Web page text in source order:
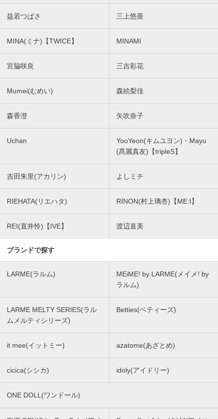
益若つばさ 三上悠亜
MINA(ミナ)【TWICE】 MINAMI
宮脇咲良 三吉彩花
Mumei(むめい) 森絵梨佳
森香澄 矢吹奈子
Uchan
YooYeon(キムユヨン)・Mayu
(髙麗真友)【tripleS】
吉田朱里(アカリン) よしミチ
RIEHATA(リエハタ) RINON(村上璃杏)【ME:I】
REI(直井怜)【IVE】 渡辺直美
ブランドで探す
LARME(ラルム)
MEiME! by LARME(メイメ! by
ラルム)
LARME MELTY SERIES(ラル
ムメルティシリーズ)
Betties(ベティーズ)
it mee(イットミー) azatome(あざとめ)
cicica(シシカ) idoly(アイドリー)
ONE DOLL(ワンドール)